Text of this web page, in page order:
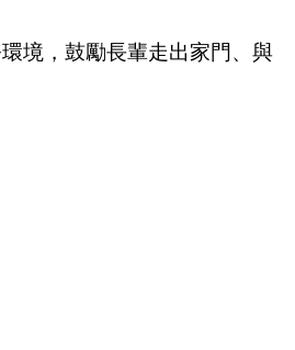
境，鼓勵長輩走出家門、與